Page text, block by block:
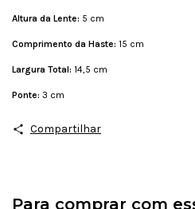
Altura da Lente: 5 cm
Comprimento da Haste: 15 cm
Largura Total: 14,5 cm
Ponte: 3 cm
Compartilhar
Para comprar com